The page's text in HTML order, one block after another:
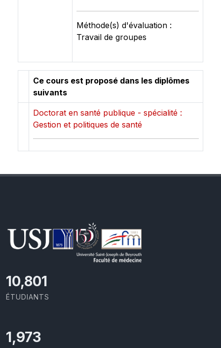
Méthode(s) d'évaluation :
Travail de groupes
Ce cours est proposé dans les diplômes
suivants
Doctorat en santé publique - spécialité :
Gestion et politiques de santé
11,418
ÉTUDIANTS
2,086